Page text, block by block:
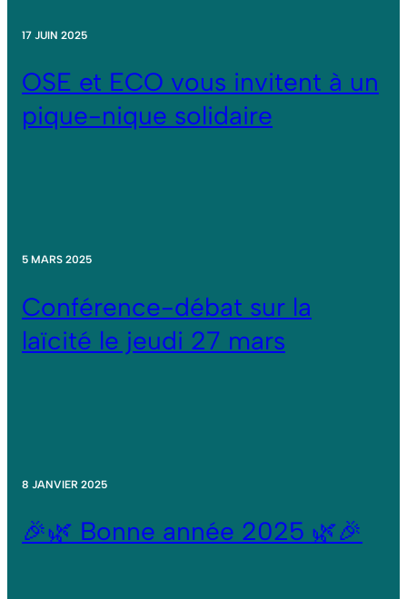
17 JUIN 2025
OSE et ECO vous invitent à un
pique-nique solidaire
5 MARS 2025
Conférence-débat sur la
laïcité le jeudi 27 mars
8 JANVIER 2025
🎉🌿 Bonne année 2025 🌿🎉